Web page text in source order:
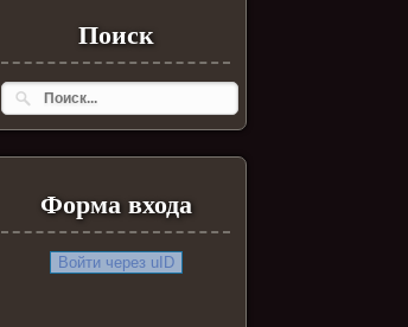
Поиск
Форма входа
Войти через uID